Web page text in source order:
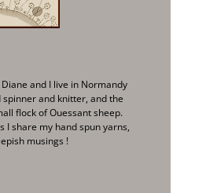
and I live in Normandy
spinner and knitter, and the
flock of Ouessant sheep.
I share my hand spun yarns,
musings !